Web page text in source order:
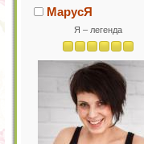
МарусЯ
Я – легенда